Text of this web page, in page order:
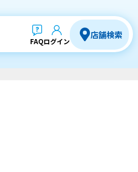
FAQログイン
店舗検索